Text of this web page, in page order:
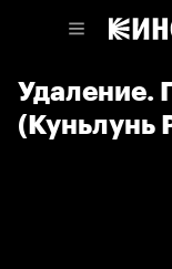
Удаление.
(Куньлунь